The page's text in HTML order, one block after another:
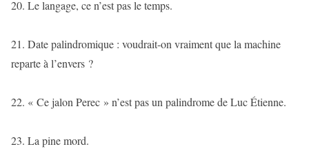
20. Le langage, ce n’est pas le temps.
21. Date palindromique : voudrait-on vraiment que la machine
reparte à l’envers ?
22. « Ce jalon Perec » n’est pas un palindrome de Luc Étienne.
23. La pine mord.